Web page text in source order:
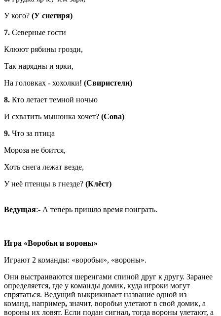
У кого? (У снегиря)
7. Северные гости
Клюют рябины грозди,
Так нарядны и ярки,
На головках - хохолки! (Свиристели)
8. Кто летает темной ночью
И схватить мышонка хочет? (Сова)
9. Что за птица
Мороза не боится,
Хоть снега лежат везде,
У неё птенцы в гнезде? (Клёст)
Ведущая:- А теперь пришло время поиграть.
Игра «Воробьи и вороны»
Играют 2 команды: «воробьи», «вороны».
Они выстраиваются шеренгами спиной друг к другу. Заранее
определяется, где у команды домик, куда игроки могут
спрятаться. Ведущий выкрикивает название одной из
команд, например, значит, воробьи улетают в свой домик, а
вороны их ловят. Если подан сигнал, тогда вороны улетают, а